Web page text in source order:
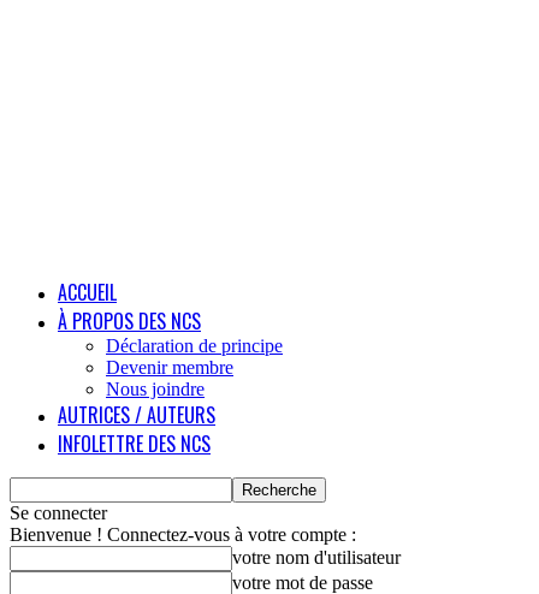
ACCUEIL
À PROPOS DES NCS
Déclaration de principe
Devenir membre
Nous joindre
AUTRICES / AUTEURS
INFOLETTRE DES NCS
Se connecter
Bienvenue ! Connectez-vous à votre compte :
votre nom d'utilisateur
votre mot de passe